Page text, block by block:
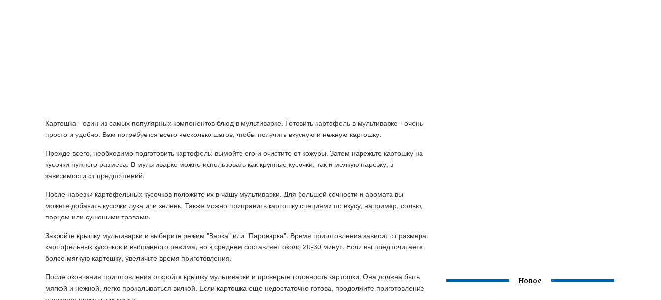
Картошка - один из самых популярных компонентов блюд в мультиварке. Готовить картофель в мультиварке - очень
просто и удобно. Вам потребуется всего несколько шагов, чтобы получить вкусную и нежную картошку.
Прежде всего, необходимо подготовить картофель: вымойте его и очистите от кожуры. Затем нарежьте картошку на
кусочки нужного размера. В мультиварке можно использовать как крупные кусочки, так и мелкую нарезку, в
зависимости от предпочтений.
После нарезки картофельных кусочков положите их в чашу мультиварки. Для большей сочности и аромата вы
можете добавить кусочки лука или зелень. Также можно приправить картошку специями по вкусу, например, солью,
перцем или сушеными травами.
Закройте крышку мультиварки и выберите режим "Варка" или "Пароварка". Время приготовления зависит от размера
картофельных кусочков и выбранного режима, но в среднем составляет около 20-30 минут. Если вы предпочитаете
более мягкую картошку, увеличьте время приготовления.
После окончания приготовления откройте крышку мультиварки и проверьте готовность картошки. Она должна быть
мягкой и нежной, легко прокалываться вилкой. Если картошка еще недостаточно готова, продолжите приготовление
Новое